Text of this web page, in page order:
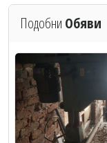
Подобни Обяви